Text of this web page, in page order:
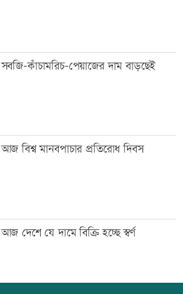
প্রথম শ্রেণিতে ভর্তি লটারিতে
মেঘনার ভাঙনরোধে জিও ব্যাগ প্রকল্পে
অনিয়ম, এলাকাবাসীর মানববন্ধন
বাংলাদেশি পাঁচ হাজার কৃষি শ্রমিক নেবে
ওমান
সবজি-কাঁচামরিচ-পেয়াজের দাম বাড়ছেই
আজ বিশ্ব মানবপাচার প্রতিরোধ দিবস
আজ দেশে যে দামে বিক্রি হচ্ছে স্বর্ণ